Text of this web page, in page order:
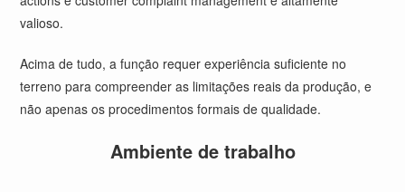
valioso.
Acima de tudo, a função requer experiência suficiente no
terreno para compreender as limitações reais da produção, e
não apenas os procedimentos formais de qualidade.
Ambiente de trabalho